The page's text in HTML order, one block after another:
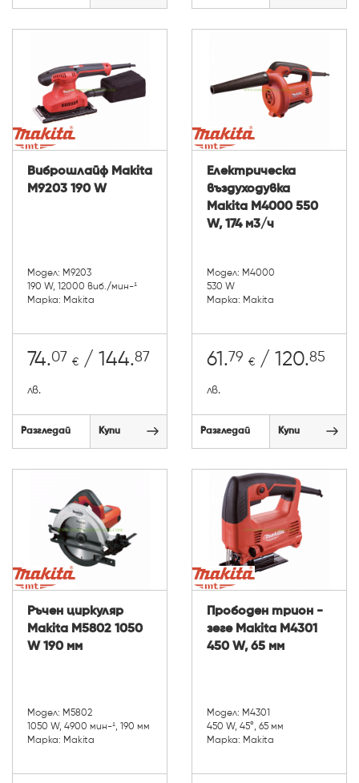
Виброшлайф Makita
M9203 190 W
Модел: M9203
190 W, 12000 виб./мин-¹
Марка: Makita
74.07 € / 144.87
лв.
Разгледай Купи
Електрическа
въздуходувка
Makita M4000 550
W, 174 м3/ч
Модел: M4000
530 W
Марка: Makita
61.79 € / 120.85
лв.
Разгледай Купи
Ръчен циркуляр
Makita M5802 1050
W 190 мм
Модел: M5802
1050 W, 4900 мин-¹, 190 мм
Марка: Makita
Прободен трион -
зеге Makita M4301
450 W, 65 мм
Модел: M4301
450 W, 45°, 65 мм
Марка: Makita